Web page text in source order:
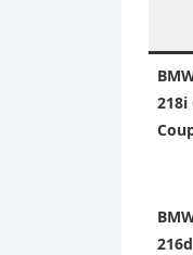
218i
216d